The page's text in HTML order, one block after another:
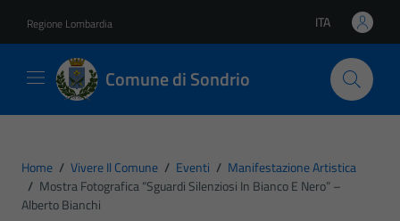
Regione Lombardia Lingua attiva:
ITA
Comune di Sondrio
Home / Vivere Il Comune / Eventi / Manifestazione Artistica
/ Mostra Fotografica “Sguardi Silenziosi In Bianco E Nero” –
Alberto Bianchi